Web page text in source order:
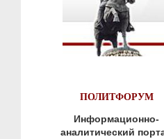
ПОЛИТФОРУМ
Информационно-
аналитический